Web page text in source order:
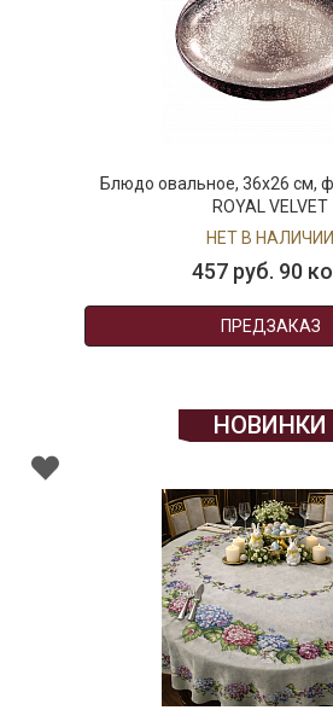
Блюдо овальное, 36х26 см,
ROYAL VELVET
НЕТ В НАЛИЧИИ
457 руб. 90
ПРЕДЗАКАЗ
НОВИНКИ